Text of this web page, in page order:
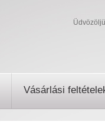
Vásárlási